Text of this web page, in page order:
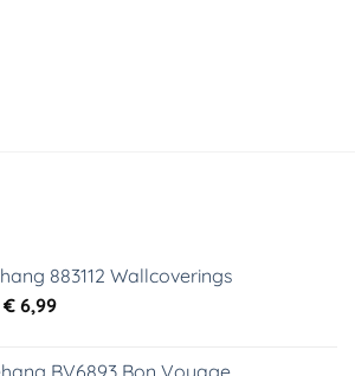
883112 Wallcoverings
Oorspronkelijke
€6,99Huidige